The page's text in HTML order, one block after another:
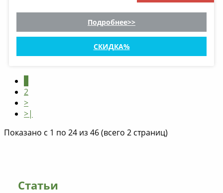
Подробнее
СКИДКА
2
>
>|
Показано с 1 по 24 из 46 (всего 2 страниц)
Статьи